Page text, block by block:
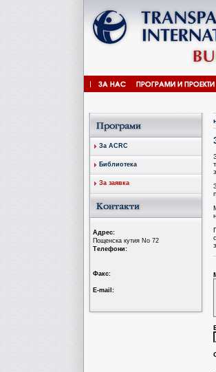
За ACRC
Библиотека
За заявка
Aдрес:
Пощенска кутия No 72
Tелефони:
Факс:
Е-mail: